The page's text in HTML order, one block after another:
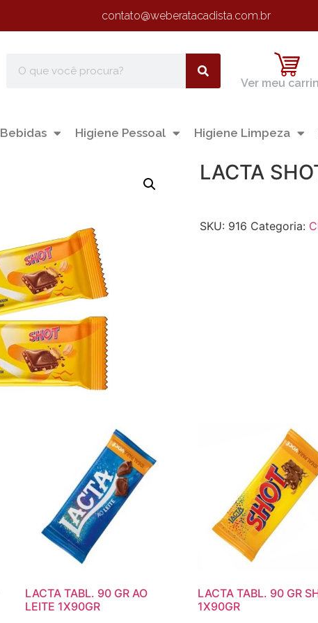
contato@weberatacadista.com.br
Ver meu
Bebidas Higiene Pessoal Higiene Limpeza
LACTA
SKU: 916 Categoria:
LACTA TABL. 90 GR AO
LEITE 1X90GR
LACTA TABL. 90 GR
1X90GR